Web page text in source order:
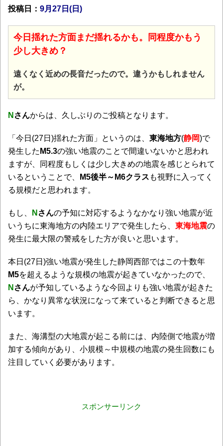
投稿日： 9月27日(日 )
今日揺れた方面まだ揺れるかも。同程度かもう
少し大きめ ？
遠くなく近めの長音だったので。違うかもしれません
が。
N さんからは、久しぶりのご投稿となります。
「今日(27日)揺れた方面」というのは、 東海地方(静岡)で
発生した M5.3の強い地震のことで間違いないかと思われ
ますが、同程度もしくは少し大きめの地震を感じとられて
いるということで、
M5後半～M6クラス も視野に入ってく
る規模だと思われます。
もし、 N さんの予知に対応するようなかなり強い地震が近
いうちに東海地方の内陸エリアで発生したら、 東海地震の
発生に最大限の警戒をした方が良いと思います。
本日(27日)強い地震が発生した静岡西部ではこの十数年
M5を超えるような規模の地震が起きていなかったので、
N さんが予知しているような今回よりも強い地震が起きた
ら、かなり異常な状況になって来ていると判断できると思
います。
また、海溝型の大地震が起こる前には、内陸側で地震が増
加する傾向があり、小規模～中規模の地震の発生回数にも
注目していく必要があります。
スポンサーリンク